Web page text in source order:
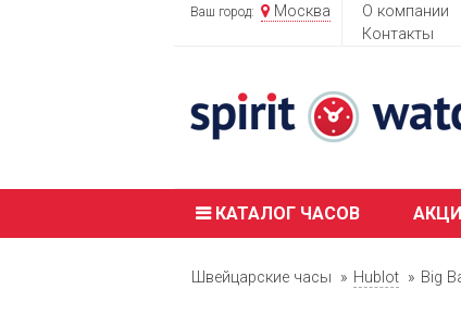
Ваш город: Москва О компании
Контакты
КАТАЛОГ ЧАСОВ
Швейцарские часы Hublot Big